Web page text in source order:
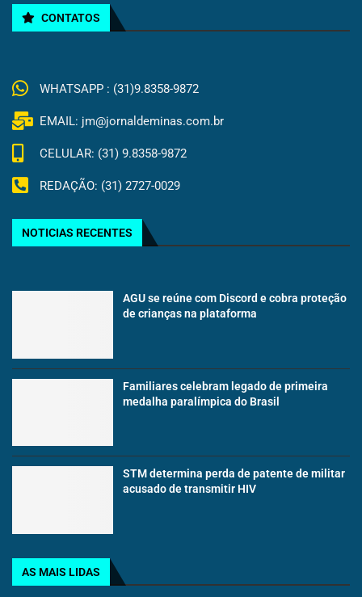
CONTATOS
WHATSAPP : (31)9.8358-9872
EMAIL: jm@jornaldeminas.com.br
CELULAR: (31) 9.8358-9872
REDAÇÃO: (31) 2727-0029
NOTICIAS RECENTES
AGU se reúne com Discord e cobra proteção
de crianças na plataforma
Familiares celebram legado de primeira
medalha paralímpica do Brasil
STM determina perda de patente de militar
acusado de transmitir HIV
AS MAIS LIDAS